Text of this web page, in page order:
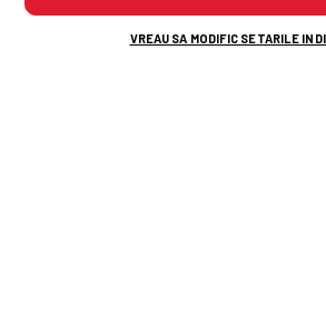
VREAU SA MODIFIC SETARILE